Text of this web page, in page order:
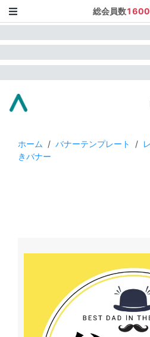
総会員数1600
ホーム / バナーテンプレート /
きバナー